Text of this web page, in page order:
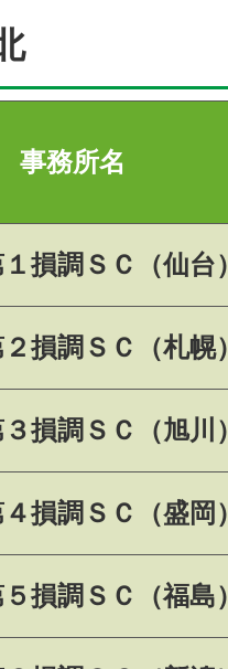
事務所名
損調ＳＣ（仙台
損調ＳＣ（札幌
損調ＳＣ（旭川
損調ＳＣ（盛岡
損調ＳＣ（福島